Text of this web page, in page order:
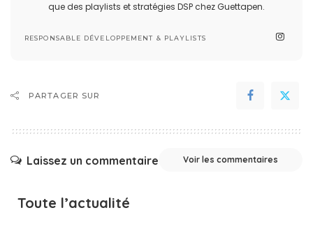
que des playlists et stratégies DSP chez Guettapen.
RESPONSABLE DÉVELOPPEMENT & PLAYLISTS
PARTAGER SUR
Laissez un commentaire Voir les commentaires
Toute l’actualité